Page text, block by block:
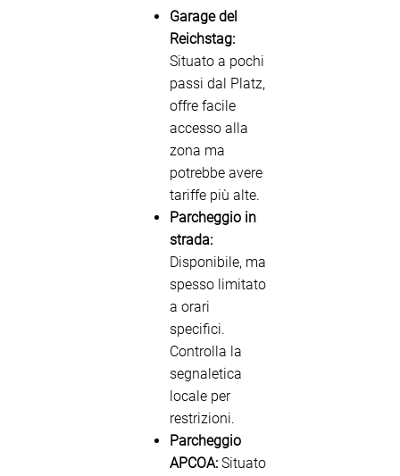
Garage del
Reichstag:
Situato a pochi
passi dal Platz,
offre facile
accesso alla
zona ma
potrebbe avere
tariffe più alte.
Parcheggio in
strada:
Disponibile, ma
spesso limitato
a orari
specifici.
Controlla la
segnaletica
locale per
restrizioni.
Parcheggio
APCOA: Situato